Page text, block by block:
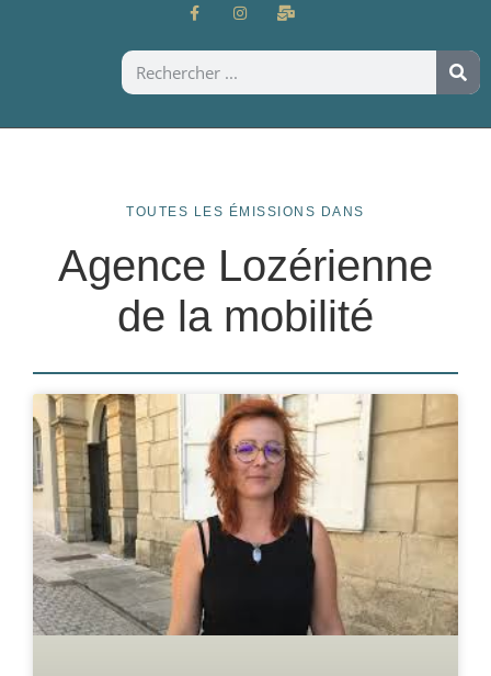
TOUTES LES ÉMISSIONS DANS
Agence Lozérienne
de la mobilité